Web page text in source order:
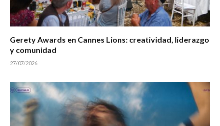
Gerety Awards en Cannes Lions: creatividad, liderazgo
y comunidad
27/07/2026